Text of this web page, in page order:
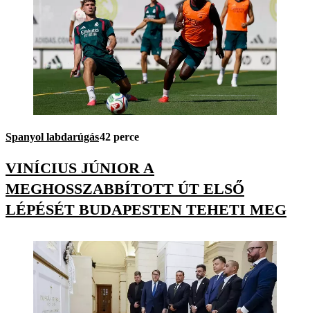
Spanyol labdarúgás42 perce
VINÍCIUS JÚNIOR A
MEGHOSSZABBÍTOTT ÚT ELSŐ
LÉPÉSÉT BUDAPESTEN TEHETI MEG